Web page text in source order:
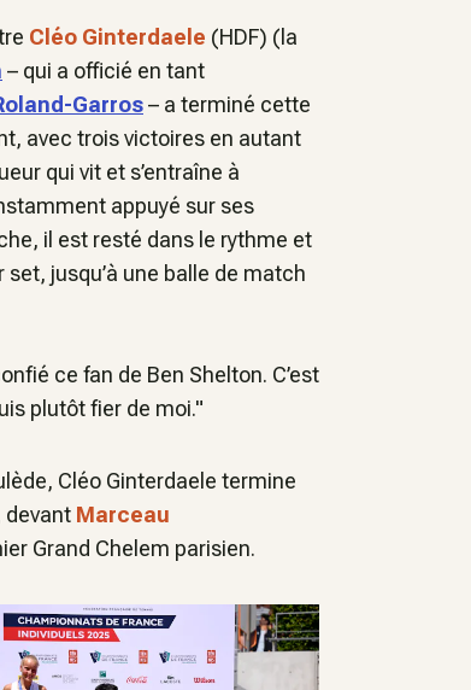
Cléo Ginterdaele (HDF) (la
– qui a officié en tant
Garros– a terminé cette
avec trois victoires en autant
qui vit et s’entraîne à
appuyé sur ses
il est resté dans le rythme et
jusqu’à une balle de match
ce fan de Ben Shelton. C’est
plutôt fier de moi."
Cléo Ginterdaele termine
devant Marceau
Grand Chelem parisien.